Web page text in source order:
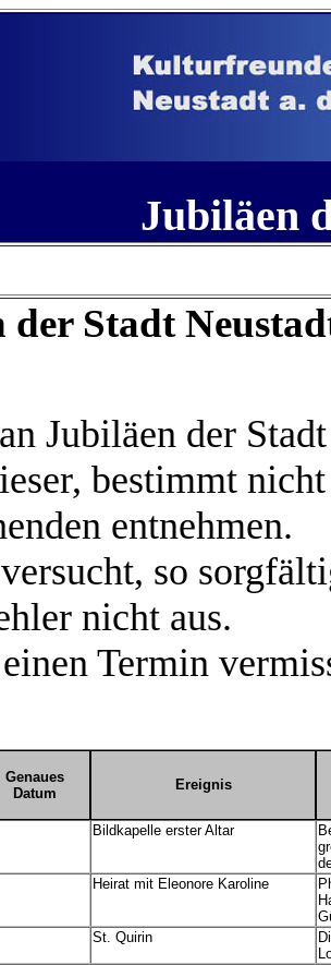
Jubiläen
der Stadt
Jubiläen der
bestimmt
entnehmen.
so
nicht aus.
Termin
Genaues
Datum
Ereignis
Bildkapelle erster Altar
Heirat mit Eleonore Karoline
St. Quirin